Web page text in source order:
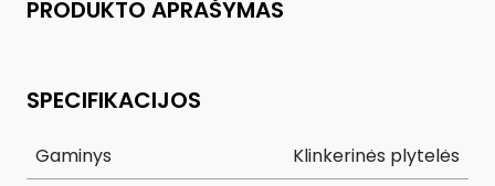
PRODUKTO APRAŠYMAS
SPECIFIKACIJOS
Gaminys
Klinkerinės plytelės